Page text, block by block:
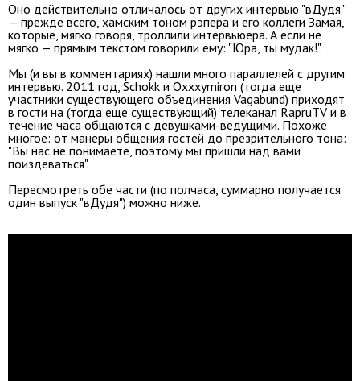
Оно действительно отличалось от других интервью "вДудя"
— прежде всего, хамским тоном рэпера и его коллеги Замая,
которые, мягко говоря, троллили интервьюера. А если не
мягко — прямым текстом говорили ему: "Юра, ты мудак!".
Мы (и вы в комментариях) нашли много параллелей с другим
интервью. 2011 год, Schokk и Oxxxymiron (тогда еще
участники существующего объединения Vagabund) приходят
в гости на (тогда еще существующий) телеканал RapruTV и в
течение часа общаются с девушками-ведущими. Похоже
многое: от манеры общения гостей до презрительного тона:
"Вы нас не понимаете, поэтому мы пришли над вами
поиздеваться".
Пересмотреть обе части (по полчаса, суммарно получается
один выпуск "вДудя") можно ниже.